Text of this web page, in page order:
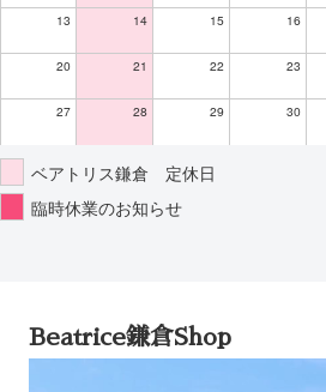
13 14 15 16
20 21 22 23
27 28 29 30
ベアトリス鎌倉 定休日
臨時休業のお知らせ
Beatrice鎌倉Shop